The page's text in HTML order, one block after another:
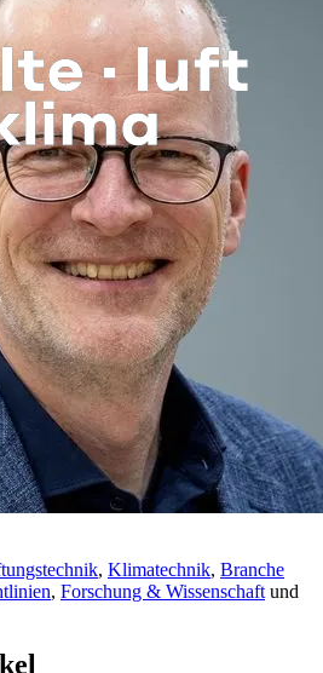
, Klimatechnik, Branche
, Forschung & Wissenschaft und